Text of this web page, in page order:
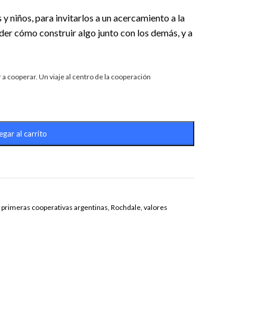
niños, para invitarlos a un acercamiento a la
cómo construir algo junto con los demás, y a
cooperar. Un viaje al centro de la cooperación
al carrito
primeras cooperativas argentinas, Rochdale, valores